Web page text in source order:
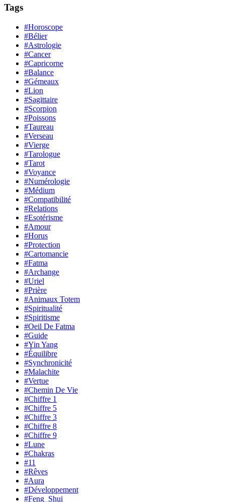
Tags
#Horoscope
#Bélier
#Astrologie
#Cancer
#Capricorne
#Balance
#Gémeaux
#Lion
#Sagittaire
#Scorpion
#Poissons
#Taureau
#Verseau
#Vierge
#Tarologue
#Tarot
#Voyance
#Numérologie
#Médium
#Compatibilité
#Relations
#Esotérisme
#Amour
#Horus
#Protection
#Cartomancie
#Fatma
#Archange
#Uriel
#Prière
#Animaux Totem
#Spiritualité
#Spiritisme
#Oeil De Fatma
#Guide
#Yin Yang
#Équilibre
#Synchronicité
#Malachite
#Vertue
#Chemin De Vie
#Chiffre 1
#Chiffre 5
#Chiffre 3
#Chiffre 8
#Chiffre 9
#Lune
#Chakras
#11
#Rêves
#Aura
#Développement
#Feng_Shui